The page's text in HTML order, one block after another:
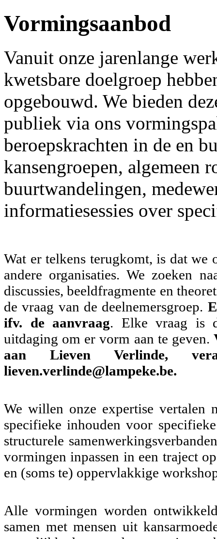
Vormingsaanbod
Vanuit onze jarenlange
kwetsbare doelgroep
opgebouwd. We bieden
publiek via ons
beroepskrachten in de en
kansengroepen, algemeen
buurtwandelingen,
informatiesessies over
Wat er telkens terugkomt, is dat we
andere organisaties. We zoeken
discussies, beeldfragmente en
de vraag van de deelnemersgroep.
ifv. de aanvraag. Elke vraag is
uitdaging om er vorm aan te geven.
aan Lieven Verlinde,
lieven.verlinde@lampeke.be.
We willen onze expertise vertalen
specifieke inhouden voor
structurele
vormingen inpassen in een traject
en (soms te) oppervlakkige
Alle vormingen worden
samen met mensen uit